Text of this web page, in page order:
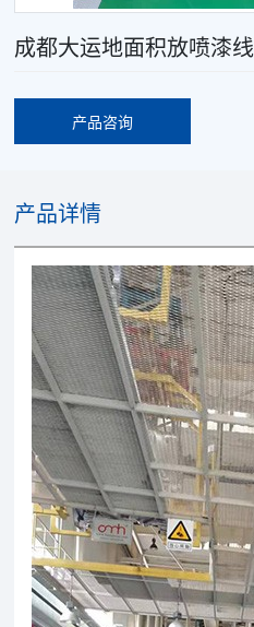
成都大运地面积放喷漆线
产品咨询
产品详情